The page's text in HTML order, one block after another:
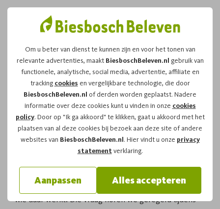
Om u beter van dienst te kunnen zijn en voor het tonen van
relevante advertenties, maakt BiesboschBeleven.nl gebruik van
functionele, analytische, social media, advertentie, affiliate en
tracking cookies en vergelijkbare technologie, die door
BiesboschBeleven.nl of derden worden geplaatst. Nadere
informatie over deze cookies kunt u vinden in onze cookies
policy. Door op "Ik ga akkoord" te klikken, gaat u akkoord met het
plaatsen van al deze cookies bij bezoek aan deze site of andere
websites van BiesboschBeleven.nl. Hier vindt u onze privacy
statementverklaring.
Aanpassen Alles accepteren
Wat is een kooiker in de
Biesbosch
Een kooiker is de beheerder van een eendenkooi. Hij
of zij zorgt voor rust in het gebied, onderhoudt de
vangpijpen en bewaakt het terrein rond de kooi.
verdwijnen tussen riet en wilgen, vraagt zich vaak af
wie daar werkt. Die vraag horen we geregeld tijdens